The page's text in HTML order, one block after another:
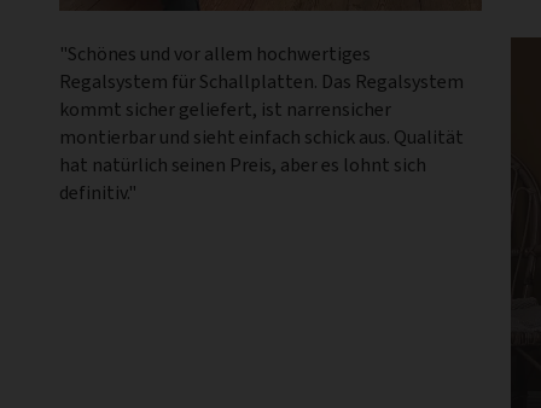
"Schönes und vor allem hochwertiges
Regalsystem für Schallplatten. Das Regalsystem
kommt sicher geliefert, ist narrensicher
montierbar und sieht einfach schick aus. Qualität
hat natürlich seinen Preis, aber es lohnt sich
definitiv."